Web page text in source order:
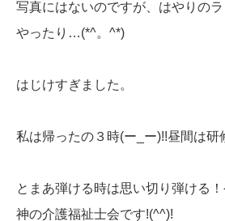
写真にはないのですが、はやりの
やったり…(*^。^*)
はじけすぎました。
私は帰ったの３時(ー_ー)!!昼間は研
とまあ弾ける時は思い切り弾ける
神の介護福祉士会です!(^^)!